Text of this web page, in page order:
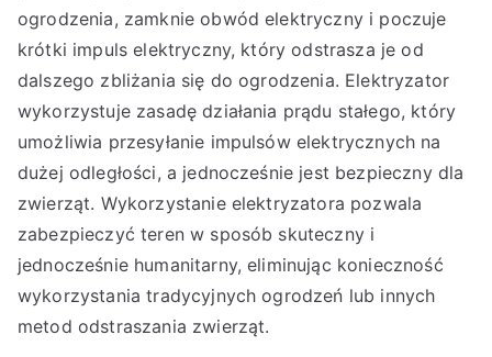
ogrodzenia, zamknie obwód elektryczny i poczuje
krótki impuls elektryczny, który odstrasza je od
dalszego zbliżania się do ogrodzenia. Elektryzator
wykorzystuje zasadę działania prądu stałego, który
umożliwia przesyłanie impulsów elektrycznych na
dużej odległości, a jednocześnie jest bezpieczny dla
zwierząt. Wykorzystanie elektryzatora pozwala
zabezpieczyć teren w sposób skuteczny i
jednocześnie humanitarny, eliminując konieczność
wykorzystania tradycyjnych ogrodzeń lub innych
metod odstraszania zwierząt.